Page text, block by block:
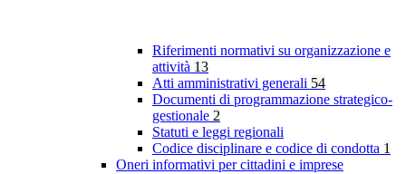
Riferimenti normativi su organizzazione e
attività 13
Atti amministrativi generali 54
Documenti di programmazione strategico-
gestionale 2
Statuti e leggi regionali
Codice disciplinare e codice di condotta 1
Oneri informativi per cittadini e imprese